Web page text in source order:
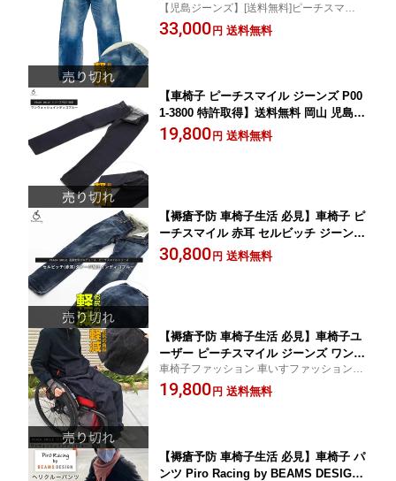
セルビッチ ダメージ加工インディゴブ
ルー パンツ 車椅子 KOJIMA GENES 介
【児島ジーンズ】[送料無料]ピーチスマイル
ビンテージジーンズ P001-3600 車いす 日
本製 岡山 児島 おしゃれ 頚椎損傷 男女兼用
33,000 円 送料無料
【車椅子 ピーチスマイル ジーンズ P00
1-3800 特許取得】送料無料 岡山 児島
ジーンズ ワンウォッシュ インディゴブ
ルー 褥瘡対策 床ずれ 予防 クッション
19,800 円 送料無料
【褥瘡予防 車椅子生活 必見】車椅子 ピ
ーチスマイル 赤耳 セルビッチ ジーンズ
送料無料 岡山 児島 シーティング 褥瘡
床ずれ 予防 縫い目なし おすすめ デニ
30,800 円 送料無料
【褥瘡予防 車椅子生活 必見】車椅子ユ
ーザー ピーチスマイル ジーンズ ワンウ
ォッシュ インディゴブルー 送料無料 岡
山 児島 デニム 褥瘡 床ずれ 予防 縫い目
車椅子ファッション 車いすファッション パ
ンツ ズボン
19,800 円 送料無料
【褥瘡予防 車椅子生活 必見】車椅子 パ
ンツ Piro Racing by BEAMS DESIGN